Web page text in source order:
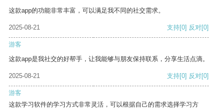
这款app的功能非常丰富，可以满足我不同的社交需求。
2025-08-21 支持[0] 反对[0]
游客
这款app是我社交的好帮手，让我能够与朋友保持联系，分享生活点滴。
2025-08-21 支持[0] 反对[0]
游客
这款学习软件的学习方式非常灵活，可以根据自己的需求选择学习方